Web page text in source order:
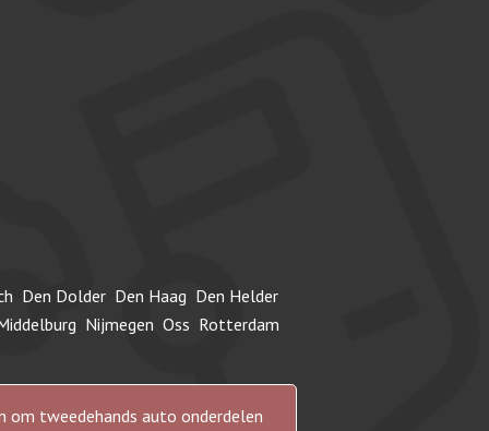
Den Dolder Den Haag Den Helder
Nijmegen Oss Rotterdam
tweedehands auto onderdelen